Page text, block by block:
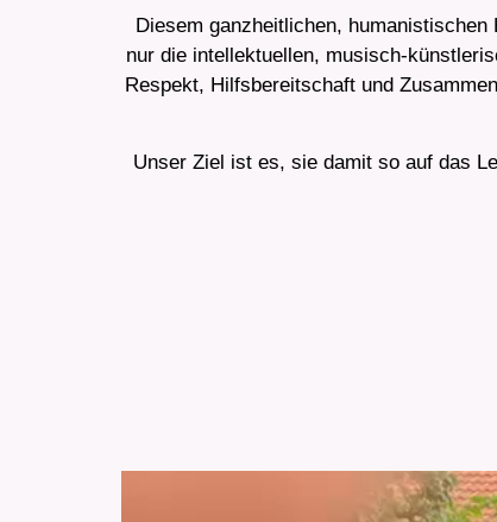
Diesem ganzheitlichen,
nur die intellektuellen, musisch-
Respekt, Hilfsbereitschaft und
Unser Ziel ist es, sie damit so auf das